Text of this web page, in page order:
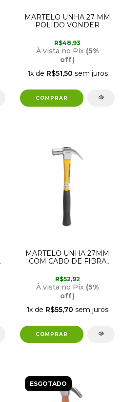
MARTELO UNHA 27 MM
POLIDO VONDER
R$48,93
À vista no Pix (5%
off)
1x de R$51,50 sem juros
MARTELO UNHA 27MM
COM CABO DE FIBRA
R$52,92
À vista no Pix (5%
off)
1x de R$55,70 sem juros
ESGOTADO